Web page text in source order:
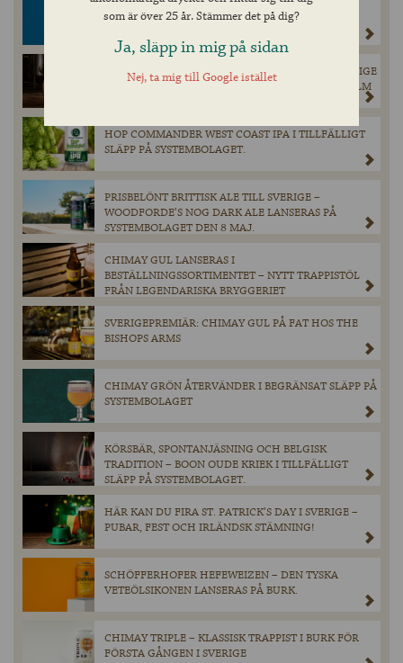
OLD PULTENEY VINTAGE 2008 SINGLE CASK #844
SLÄPPS EXKLUSIVT FÖR SVENSKA MARKNADEN
AMERIKANSK CRAFT BEER ROADSHOW TILL SVERIGE
– FEM HYLLADE BRYGGERIER GÄSTAR STOCKHOLM
HOP COMMANDER WEST COAST IPA I TILLFÄLLIGT
SLÄPP PÅ SYSTEMBOLAGET.
PRISBELÖNT BRITTISK ALE TILL SVERIGE –
WOODFORDE’S NOG DARK ALE LANSERAS PÅ
SYSTEMBOLAGET DEN 8 MAJ.
CHIMAY GUL LANSERAS I
BESTÄLLNINGSSORTIMENTET – NYTT TRAPPISTÖL
FRÅN LEGENDARISKA BRYGGERIET
SVERIGEPREMIÄR: CHIMAY GUL PÅ FAT HOS THE
BISHOPS ARMS
CHIMAY GRÖN ÅTERVÄNDER I BEGRÄNSAT SLÄPP PÅ
SYSTEMBOLAGET
KÖRSBÄR, SPONTANJÄSNING OCH BELGISK
TRADITION – BOON OUDE KRIEK I TILLFÄLLIGT
SLÄPP PÅ SYSTEMBOLAGET.
HÄR KAN DU FIRA ST. PATRICK’S DAY I SVERIGE –
PUBAR, FEST OCH IRLÄNDSK STÄMNING!
SCHÖFFERHOFER HEFEWEIZEN – DEN TYSKA
VETEÖLSIKONEN LANSERAS PÅ BURK.
CHIMAY TRIPLE – KLASSISK TRAPPIST I BURK FÖR
FÖRSTA GÅNGEN I SVERIGE
som är över 25 år. Stämmer det på dig?
Ja, släpp in mig på sidan
Nej, ta mig till Google istället